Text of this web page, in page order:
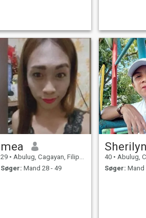
mea
29 • Abulug, Cagayan, Filippinerne
Søger: Mand 28 - 49
Sherilyn
40 • Abulug,
Søger: Mand